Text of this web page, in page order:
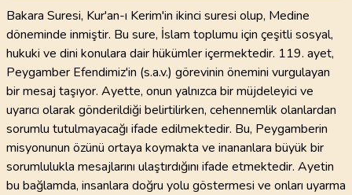
Bakara Suresi, Kur'an-ı Kerim'in ikinci suresi olup, Medine
döneminde inmiştir. Bu sure, İslam toplumu için çeşitli sosyal,
hukuki ve dini konulara dair hükümler içermektedir. 119. ayet,
Peygamber Efendimiz'in (s.a.v.) görevinin önemini vurgulayan
bir mesaj taşıyor. Ayette, onun yalnızca bir müjdeleyici ve
uyarıcı olarak gönderildiği belirtilirken, cehennemlik olanlardan
sorumlu tutulmayacağı ifade edilmektedir. Bu, Peygamberin
misyonunun özünü ortaya koymakta ve inananlara büyük bir
sorumlulukla mesajlarını ulaştırdığını ifade etmektedir. Ayetin
bu bağlamda, insanlara doğru yolu göstermesi ve onları uyarma